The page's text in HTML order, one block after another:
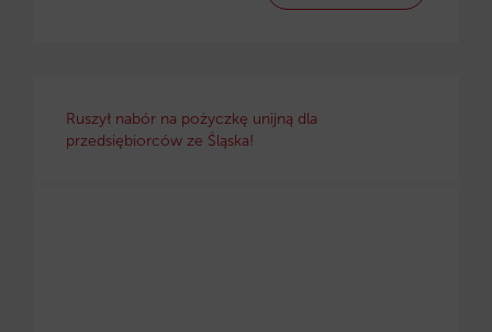
Ruszył nabór na pożyczkę unijną dla
przedsiębiorców ze Śląska!